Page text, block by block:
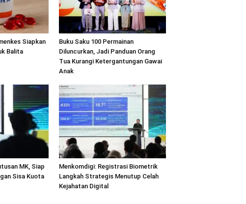
Siapkan
Balita
Buku Saku 100 Permainan
Diluncurkan, Jadi Panduan Orang
Tua Kurangi Ketergantungan Gawai
Anak
MK, Siap
Sisa Kuota
Menkomdigi: Registrasi Biometrik
Langkah Strategis Menutup Celah
Kejahatan Digital